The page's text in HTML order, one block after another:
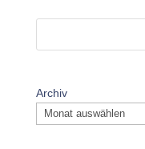
Archiv